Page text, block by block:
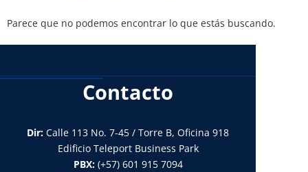
Parece que no podemos encontrar lo que estás buscando.
Contacto
Dir: Calle 113 No. 7-45 / Torre B, Oficina 918
Edificio Teleport Business Park
PBX:(+57) 601 915 7094